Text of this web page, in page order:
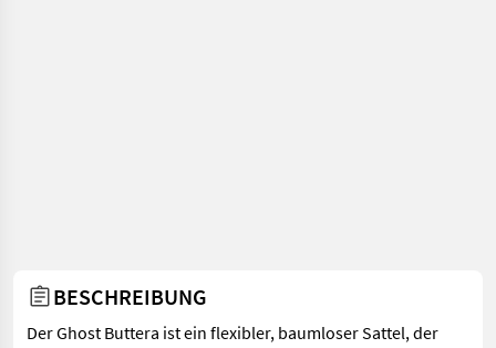
BESCHREIBUNG
Der Ghost Buttera ist ein flexibler, baumloser Sattel, der